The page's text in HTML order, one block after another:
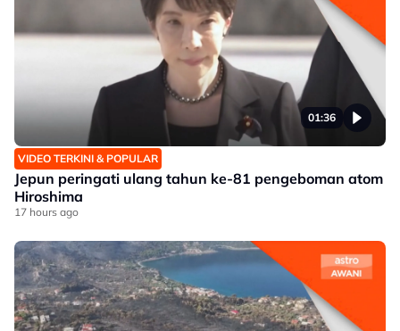
01:36
VIDEO TERKINI & POPULAR
Jepun peringati ulang tahun ke-81 pengeboman atom
Hiroshima
17 hours ago